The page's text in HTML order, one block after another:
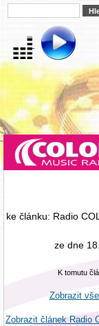
ke článku: Radio
ze dne
K tomutu
Zobrazit
Zobrazit článek Radio